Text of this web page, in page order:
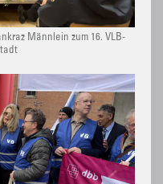
Männlein zum 16. VLB-